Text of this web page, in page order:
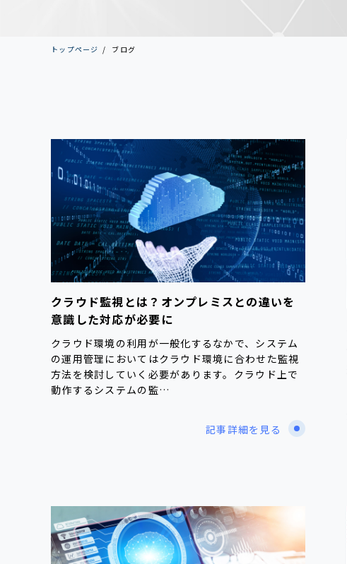
トップページ ブログ
クラウド監視とは？オンプレミスとの違いを
意識した対応が必要に
クラウド環境の利用が一般化するなかで、システム
の運用管理においてはクラウド環境に合わせた監視
方法を検討していく必要があります。クラウド上で
動作するシステムの監…
記事詳細を見る